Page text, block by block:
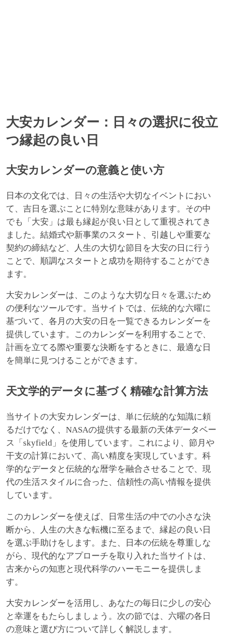
大安カレンダー：日々の選択に役立
つ縁起の良い日
大安カレンダーの意義と使い方
日本の文化では、日々の生活や大切なイベントにおい
て、吉日を選ぶことに特別な意味があります。その中
でも「大安」は最も縁起が良い日として重視されてき
ました。結婚式や新事業のスタート、引越しや重要な
契約の締結など、人生の大切な節目を大安の日に行う
ことで、順調なスタートと成功を期待することができ
ます。
大安カレンダーは、このような大切な日々を選ぶため
の便利なツールです。当サイトでは、伝統的な六曜に
基づいて、各月の大安の日を一覧できるカレンダーを
提供しています。このカレンダーを利用することで、
計画を立てる際や重要な決断をするときに、最適な日
を簡単に見つけることができます。
天文学的データに基づく精確な計算方法
当サイトの大安カレンダーは、単に伝統的な知識に頼
るだけでなく、NASAの提供する最新の天体データベー
ス「skyfield」を使用しています。これにより、節月や
干支の計算において、高い精度を実現しています。科
学的なデータと伝統的な暦学を融合させることで、現
代の生活スタイルに合った、信頼性の高い情報を提供
しています。
このカレンダーを使えば、日常生活の中での小さな決
断から、人生の大きな転機に至るまで、縁起の良い日
を選ぶ手助けをします。また、日本の伝統を尊重しな
がら、現代的なアプローチを取り入れた当サイトは、
古来からの知恵と現代科学のハーモニーを提供しま
す。
大安カレンダーを活用し、あなたの毎日に少しの安心
と幸運をもたらしましょう。次の節では、六曜の各日
の意味と選び方について詳しく解説します。